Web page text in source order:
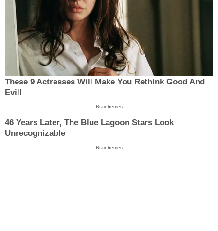
These 9 Actresses Will Make You Rethink Good And
Evil!
Brainberries
46 Years Later, The Blue Lagoon Stars Look
Unrecognizable
Brainberries